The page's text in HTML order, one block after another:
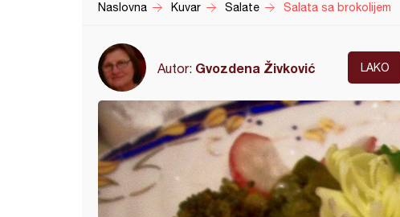
Naslovna Kuvar Salate Salata sa brokolijem
Autor: Gvozdena Živković LAKO